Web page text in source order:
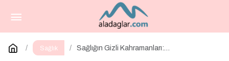
Sağlık
Sağlığın Gizli Kahramanları:
Bayram Sofralarında Kalbinizi Koruyun!
Yorum Yap